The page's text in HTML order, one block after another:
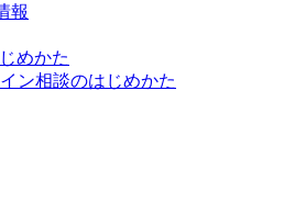
報
めかた
ン相談のはじめかた